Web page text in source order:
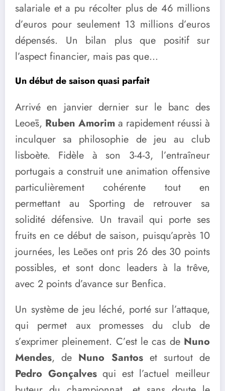
salariale et a pu récolter plus de 46 millions
d’euros pour seulement 13 millions d’euros
dépensés. Un bilan plus que positif sur
l’aspect financier, mais pas que…
Un début de saison quasi parfait
Arrivé en janvier dernier sur le banc des
Leoēs, Ruben Amorim a rapidement réussi à
inculquer sa philosophie de jeu au club
lisboète. Fidèle à son 3-4-3, l’entraîneur
portugais a construit une animation offensive
particulièrement cohérente tout en
permettant au Sporting de retrouver sa
solidité défensive. Un travail qui porte ses
fruits en ce début de saison, puisqu’après 10
journées, les Leões ont pris 26 des 30 points
possibles, et sont donc leaders à la trêve,
avec 2 points d’avance sur Benfica.
Un système de jeu léché, porté sur l’attaque,
qui permet aux promesses du club de
s’exprimer pleinement. C’est le cas de Nuno
Mendes, de Nuno Santoset surtout de
Pedro Gonçalvesqui est l’actuel meilleur